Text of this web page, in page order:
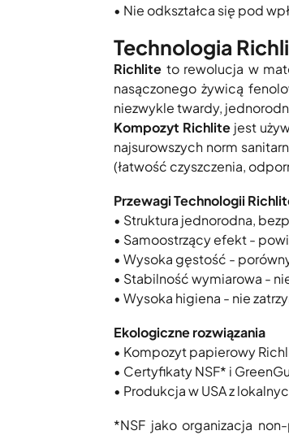
• Nie odkształca się pod
Technologia
Richlite to rewolucja w
nasączonego żywicą
niezwykle twardy,
Kompozyt Richlitejest
najsurowszych norm
(łatwość czyszczenia,
Przewagi Technologii
• Struktura jednorodna,
• Samoostrzący efekt -
• Wysoka gęstość -
• Stabilność wymiarowa -
• Wysoka higiena - nie
Ekologiczne rozwiązania
• Kompozyt papierowy
• Certyfikaty NSF* i
• Produkcja w USA z
*NSF jako organizacja